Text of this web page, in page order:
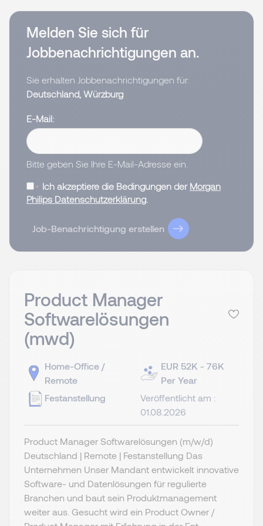
Melden Sie sich für
Jobbenachrichtigungen an.
Sie erhalten Jobbenachrichtigungen für:
Deutschland, Würzburg
E-Mail
Bitte geben Sie Ihre E-Mail-Adresse ein.
Ich akzeptiere die Bedingungen der Morgan
Philips Datenschutzerklärung.
Job-Benachrichtigung erstellen
Product Manager
Softwarelösungen
(mwd)
Home-Office /
Remote
Festanstellung
EUR 52K - 76K
Per Year
Veröffentlicht am :
01.08.2026
Product Manager Softwarelösungen (m/w/d)
Deutschland | Remote | Festanstellung Das
Unternehmen Unser Mandant entwickelt innovative
Software- und Datenlösungen für regulierte
Branchen und baut sein Produktmanagement
weiter aus. Gesucht wird ein Product Owner /